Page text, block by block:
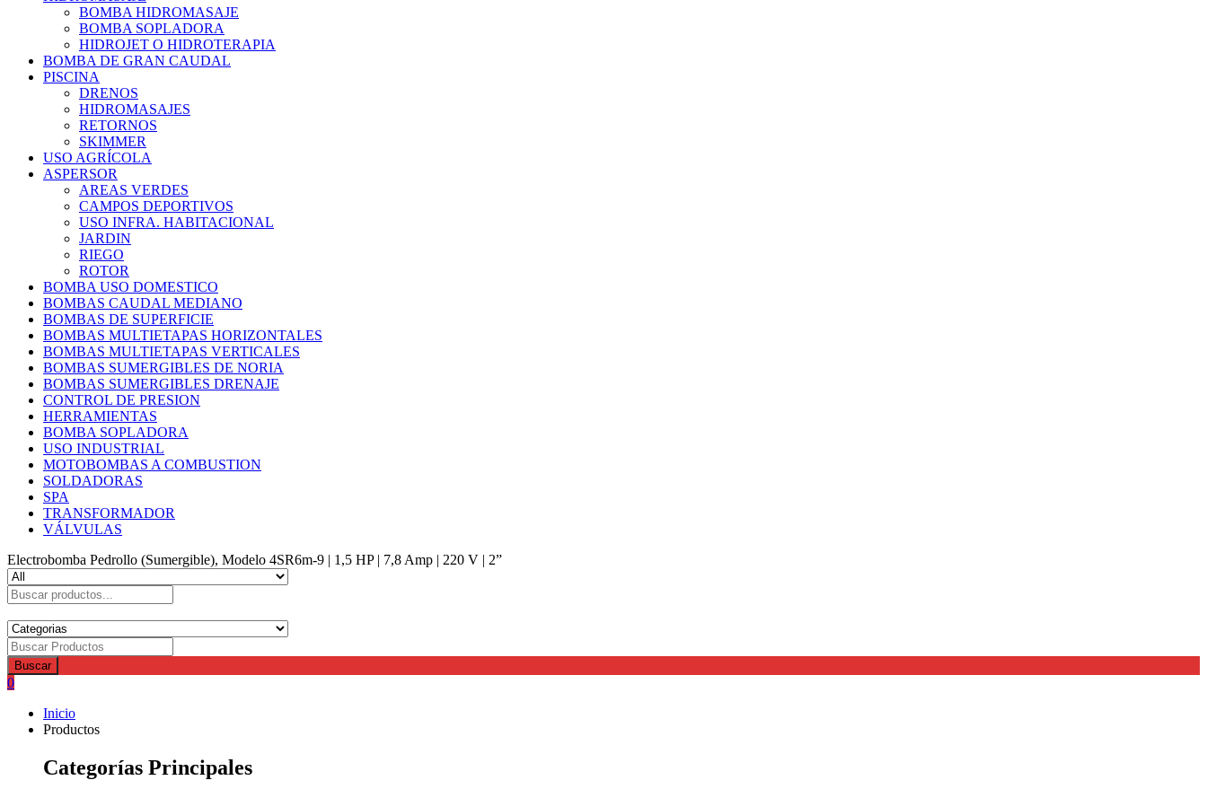
BOMBA HIDROMASAJE
BOMBA SOPLADORA
HIDROJET O HIDROTERAPIA
BOMBA DE GRAN CAUDAL
PISCINA
DRENOS
HIDROMASAJES
RETORNOS
SKIMMER
USO AGRÍCOLA
ASPERSOR
AREAS VERDES
CAMPOS DEPORTIVOS
USO INFRA. HABITACIONAL
JARDIN
RIEGO
ROTOR
BOMBA USO DOMESTICO
BOMBAS CAUDAL MEDIANO
BOMBAS DE SUPERFICIE
BOMBAS MULTIETAPAS HORIZONTALES
BOMBAS MULTIETAPAS VERTICALES
BOMBAS SUMERGIBLES DE NORIA
BOMBAS SUMERGIBLES DRENAJE
CONTROL DE PRESION
HERRAMIENTAS
BOMBA SOPLADORA
USO INDUSTRIAL
MOTOBOMBAS A COMBUSTION
SOLDADORAS
SPA
TRANSFORMADOR
VÁLVULAS
Electrobomba Pedrollo (Sumergible), Modelo 4SR6m-9 | 1,5 HP | 7,8 Amp | 220 V | 2”
Buscar
0
Inicio
Productos
Categorías Principales